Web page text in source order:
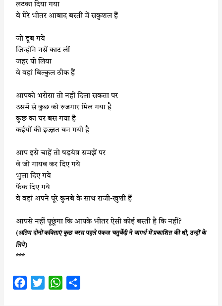
लटका दिया गया
वे मेरे भीतर आबाद बस्ती में सकुशल हैं
जो डूब गये
जिन्होंने नसें काट लीं
जहर पी लिया
वे वहां बिल्कुल ठीक हैं
आपको भरोसा तो नहीं दिला सकता पर
उसमें से कुछ को रुजगार मिल गया है
कुछ का घर बस गया है
कईयों की इज्ज़त बन गयी है
आप इसे चाहें तो षड़यंत्र समझें पर
वे जो गायब कर दिए गये
भुला दिए गये
फेंक दिए गये
वे वहां अपने पूरे कुनबे के साथ राजी-खुशी हैं
आपसे नहीं पूछूंगा कि आपके भीतर ऐसी कोई बस्ती है कि नहीं?
(अंतिम दोनों कविताएं कुछ बरस पहले पंकज चतुर्वेदी ने वागर्थ में प्रकाशित की थी, उन्हीं के
लिये)
***
W